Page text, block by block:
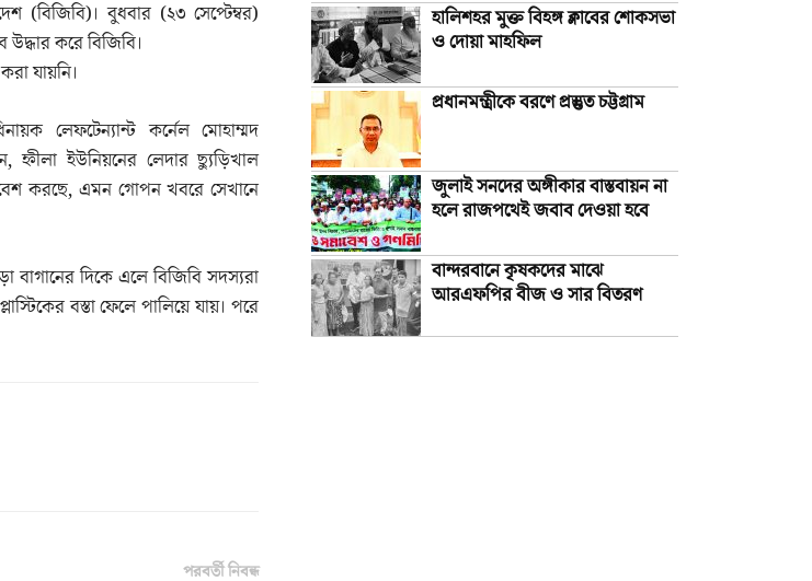
(বিজিবি)। বুধবার (২৩ সেপ্টেম্বর)
করে বিজিবি।
যায়নি।
লেফটেন্যান্ট কর্নেল মোহাম্মদ
হ্নীলা ইউনিয়নের লেদার ছ্যুড়িখাল
করছে, এমন গোপন খবরে সেখানে
দিকে এলে বিজিবি সদস্যরা
বস্তা ফেলে পালিয়ে যায়। পরে
পরবর্তী নিবন্ধ
হালিশহর মুক্ত বিহঙ্গ ক্লাবের শোকসভা
ও দোয়া মাহফিল
প্রধানমন্ত্রীকে বরণে প্রস্তুত চট্টগ্রাম
জুলাই সনদের অঙ্গীকার বাস্তবায়ন না
হলে রাজপথেই জবাব দেওয়া হবে
বান্দরবানে কৃষকদের মাঝে
আরএফপির বীজ ও সার বিতরণ